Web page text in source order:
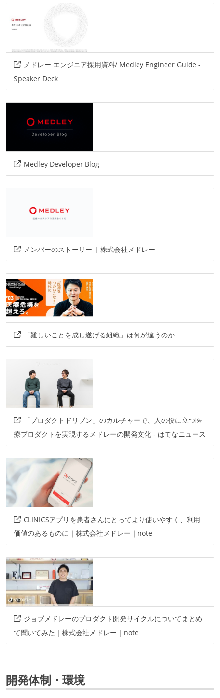
データベース
redis
ソースコード管理
プロジェクト管理
情報共有ツール
confluence
slack
その他
apollo
prisma kysely
figma
circleci
その他、現場で使われている技術
swift
kotlin
フレームワーク
flutter
その他
ios
android
deploygate
react-native
メドレー エンジニア採用資料/ Medley Engineer Guide -
Speaker Deck
Medley Developer Blog
メンバーのストーリー | 株式会社メドレー
「難しいことを成し遂げる組織」は何が違うのか
「プロダクトドリブン」のカルチャーで、人の役に立つ医
療プロダクトを実現するメドレーの開発文化 - はてなニュース
CLINICSアプリを患者さんにとってより使いやすく、利用
価値のあるものに｜株式会社メドレー｜note
ジョブメドレーのプロダクト開発サイクルについてまとめ
て聞いてみた｜株式会社メドレー｜note
開発体制・環境